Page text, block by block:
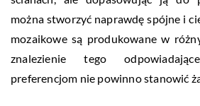
można stworzyć naprawdę spójne i
mozaikowe są produkowane w
znalezienie tego
preferencjom nie powinno stanowić